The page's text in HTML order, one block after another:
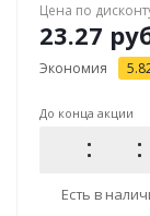
Цена по
23.27
Экономия
До конца акции
Есть в